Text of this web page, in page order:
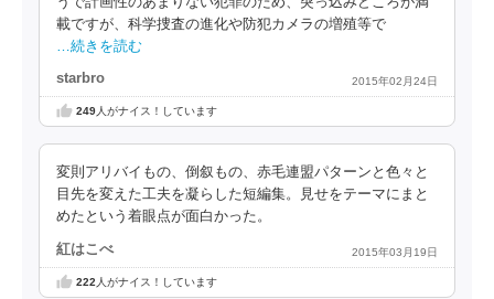
載ですが、科学捜査の進化や防犯カメラの増殖等で
…続きを読む
starbro 2015年02月24日
249人がナイス！しています
変則アリバイもの、倒叙もの、赤毛連盟パターンと色々と
目先を変えた工夫を凝らした短編集。見せをテーマにまと
めたという着眼点が面白かった。
紅はこべ 2015年03月19日
222 人がナイス！しています